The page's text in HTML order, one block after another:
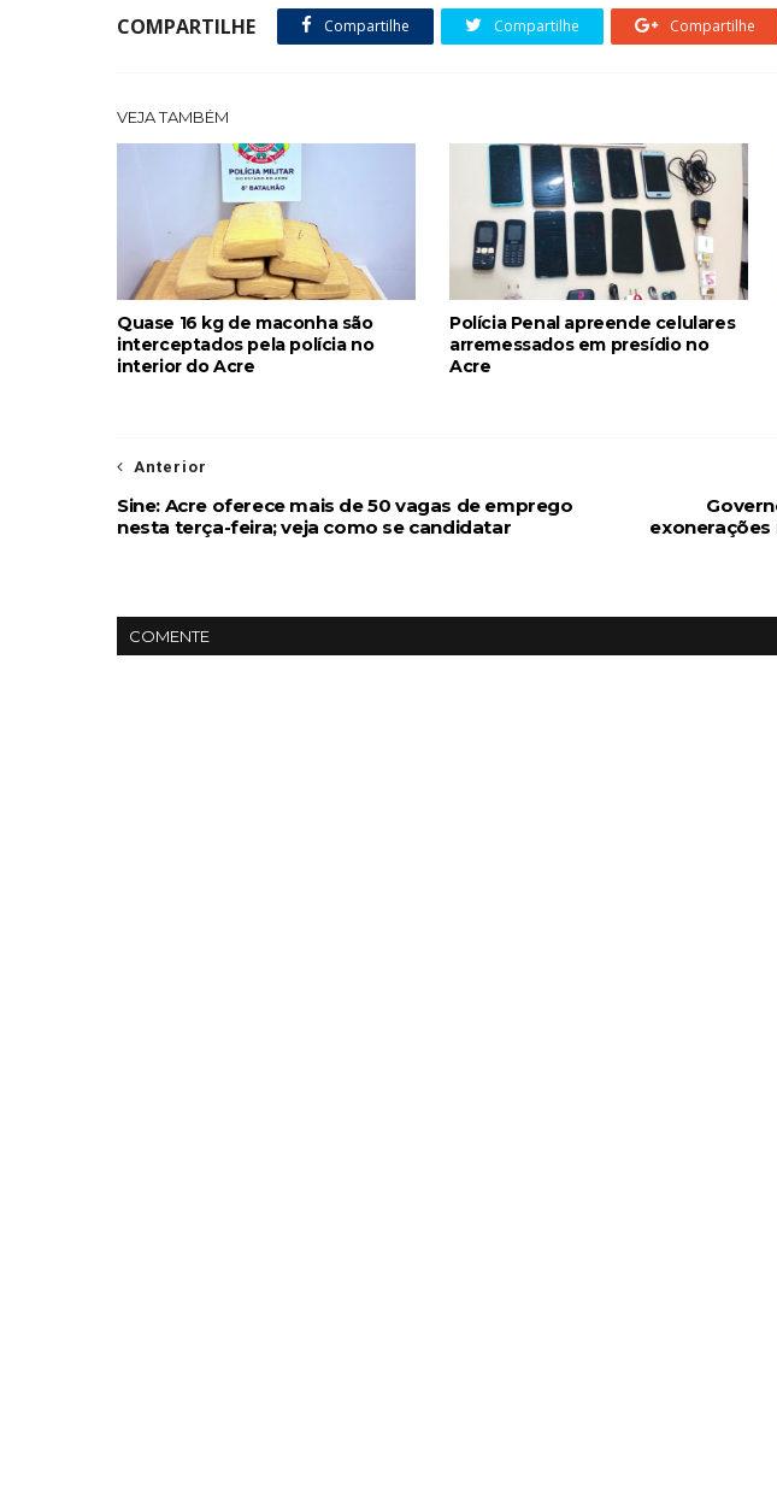
COMPARTILHE Compartilhe Compartilhe Compartilhe
VEJA TAMBÉM
Quase 16 kg de maconha são
interceptados pela polícia no
interior do Acre
Polícia Penal apreende celulares
arremessados em presídio no
Acre
exonerações
Anterior
Sine: Acre oferece mais de 50 vagas de emprego
nesta terça-feira; veja como se candidatar
COMENTE